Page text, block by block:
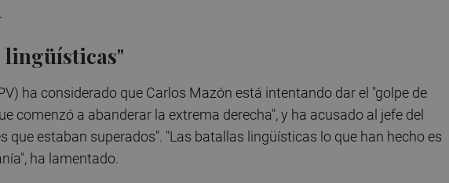
lingüísticas"
ha considerado que Carlos Mazón está intentando dar el "golpe de
comenzó a abanderar la extrema derecha", y ha acusado al jefe del
que estaban superados". "Las batallas lingüísticas lo que han hecho es
ha lamentado.